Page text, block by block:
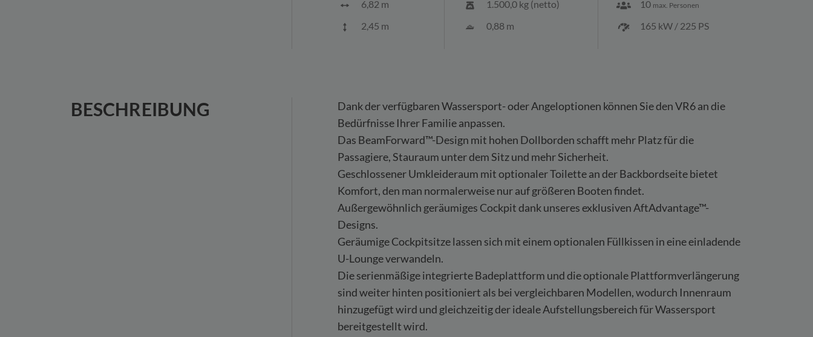
6,82 m
2,45 m
1.500,0 kg (netto)
0,88 m
10 max. Personen
165 kW / 225 PS
BESCHREIBUNG
Dank der verfügbaren Wassersport- oder Angeloptionen können Sie den VR6 an die
Bedürfnisse Ihrer Familie anpassen.
Das BeamForward™-Design mit hohen Dollborden schafft mehr Platz für die
Passagiere, Stauraum unter dem Sitz und mehr Sicherheit.
Geschlossener Umkleideraum mit optionaler Toilette an der Backbordseite bietet
Komfort, den man normalerweise nur auf größeren Booten findet.
Außergewöhnlich geräumiges Cockpit dank unseres exklusiven AftAdvantage™-
Designs.
Geräumige Cockpitsitze lassen sich mit einem optionalen Füllkissen in eine einladende
U-Lounge verwandeln.
Die serienmäßige integrierte Badeplattform und die optionale Plattformverlängerung
sind weiter hinten positioniert als bei vergleichbaren Modellen, wodurch Innenraum
hinzugefügt wird und gleichzeitig der ideale Aufstellungsbereich für Wassersport
bereitgestellt wird.